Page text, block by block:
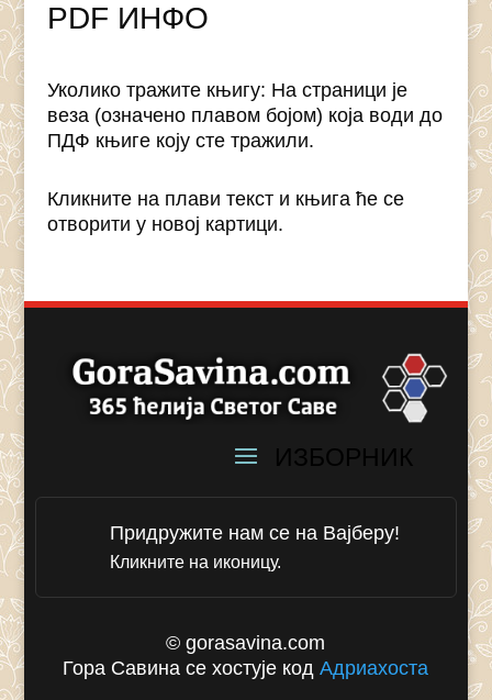
PDF ИНФО
Уколико тражите књигу: На страници је
веза (означено плавом бојом) која води до
ПДФ књиге коју сте тражили.
Кликните на плави текст и књига ће се
отворити у новој картици.
Придружите нам се на Вајберу!
Кликните на иконицу.
© gorasavina.com
Гора Савина се хостује кодАдриахоста